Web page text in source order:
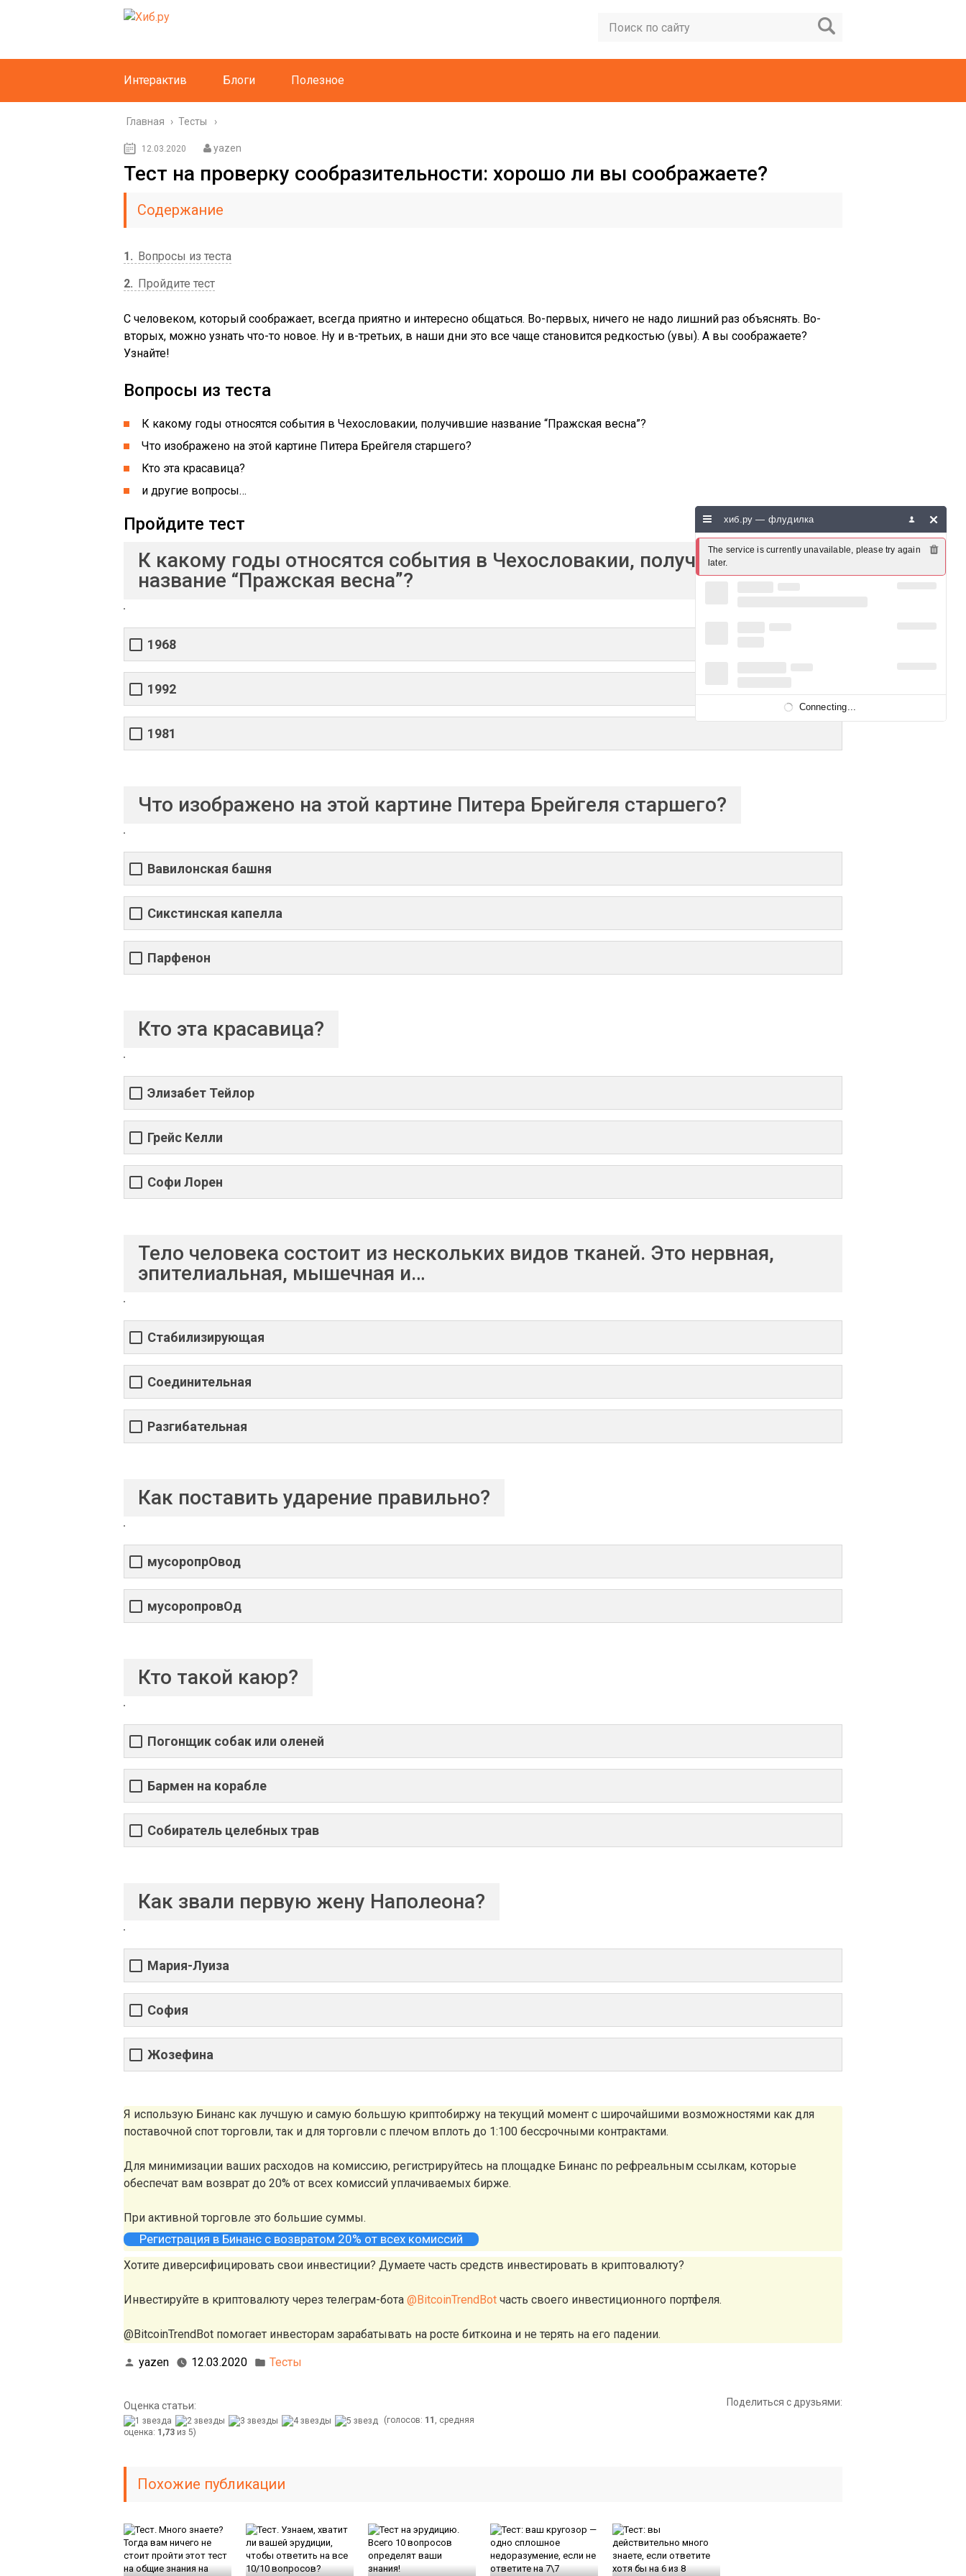
Интерактив Блоги Полезное
Главная › Тесты
12.03.2020 yazen
Тест на проверку сообразительности: хорошо ли вы соображаете?
Содержание
1
Вопросы из теста
2
Пройдите тест
С человеком, который соображает, всегда приятно и интересно общаться. Во-первых, ничего не надо лишний раз объяснять. Во-
вторых, можно узнать что-то новое. Ну и в-третьих, в наши дни это все чаще становится редкостью (увы). А вы соображаете?
Узнайте!
Вопросы из теста
К какому годы относятся события в Чехословакии, получившие название “Пражская весна”?
Что изображено на этой картине Питера Брейгеля старшего?
Кто эта красавица?
и другие вопросы…
Пройдите тест
К какому годы относятся события в Чехословакии, получившие
название “Пражская весна”?
1968
1992
1981
Что изображено на этой картине Питера Брейгеля старшего?
Вавилонская башня
Сикстинская капелла
Парфенон
Кто эта красавица?
Элизабет Тейлор
Грейс Келли
Софи Лорен
Тело человека состоит из нескольких видов тканей. Это нервная,
эпителиальная, мышечная и…
Стабилизирующая
Соединительная
Разгибательная
Как поставить ударение правильно?
мусоропрОвод
мусоропровОд
Кто такой каюр?
Погонщик собак или оленей
Бармен на корабле
Собиратель целебных трав
Как звали первую жену Наполеона?
Мария-Луиза
София
Жозефина
Я использую Бинанс как лучшую и самую большую криптобиржу на текущий момент с широчайшими возможностями как для
поставочной спот торговли, так и для торговли с плечом вплоть до 1:100 бессрочными контрактами.
Для минимизации ваших расходов на комиссию, регистрируйтесь на площадке Бинанс по рефреальным ссылкам, которые
обеспечат вам возврат до 20% от всех комиссий уплачиваемых бирже.
При активной торговле это большие суммы.
Регистрация в Бинанс с возвратом 20% от всех комиссий
Хотите диверсифицировать свои инвестиции? Думаете часть средств инвестировать в криптовалюту?
Инвестируйте в криптовалюту через телеграм-бота @BitcoinTrendBot часть своего инвестиционного портфеля.
@BitcoinTrendBot помогает инвесторам зарабатывать на росте биткоина и не терять на его падении.
yazen 12.03.2020 Тесты
Оценка статьи:
(голосов: 11 , средняя
оценка: 1,73 из 5)
Поделиться с друзьями:
Похожие публикации
хиб.ру — флудилка
The service is currently unavailable, please try again
later.
Connecting...